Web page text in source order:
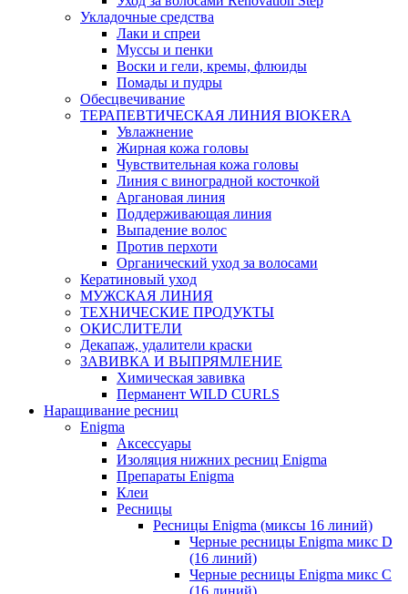
Укладочные средства
Лаки и спреи
Муссы и пенки
Воски и гели, кремы, флюиды
Помады и пудры
Обесцвечивание
ТЕРАПЕВТИЧЕСКАЯ ЛИНИЯ BIOKERA
Увлажнение
Жирная кожа головы
Чувствительная кожа головы
Линия c виноградной косточкой
Аргановая линия
Поддерживающая линия
Выпадение волос
Против перхоти
Органический уход за волосами
Кератиновый уход
МУЖСКАЯ ЛИНИЯ
ТЕХНИЧЕСКИЕ ПРОДУКТЫ
ОКИСЛИТЕЛИ
Декапаж, удалители краски
ЗАВИВКА И ВЫПРЯМЛЕНИЕ
Химическая завивка
Перманент WILD CURLS
Наращивание ресниц
Enigma
Аксессуары
Изоляция нижних ресниц Enigma
Препараты Enigma
Клеи
Ресницы
Ресницы Enigma (миксы 16 линий)
Черные ресницы Enigma микс D
(16 линий)
Черные ресницы Enigma микс C